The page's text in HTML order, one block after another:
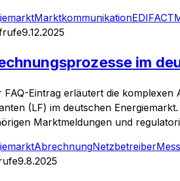
MarktkommunikationEDIFACT
9.12.2025
im
FAQ-Eintrag erläutert die
(LF) im deutschen
Marktmeldungen und
AbrechnungNetzbetreiber
9.8.2025